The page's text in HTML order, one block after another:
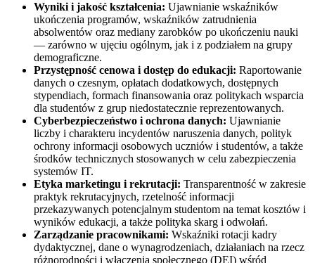
Wyniki i jakość kształcenia: Ujawnianie wskaźników
ukończenia programów, wskaźników zatrudnienia
absolwentów oraz mediany zarobków po ukończeniu nauki
— zarówno w ujęciu ogólnym, jak i z podziałem na grupy
demograficzne.
Przystępność cenowa i dostęp do edukacji: Raportowanie
danych o czesnym, opłatach dodatkowych, dostępnych
stypendiach, formach finansowania oraz politykach wsparcia
dla studentów z grup niedostatecznie reprezentowanych.
Cyberbezpieczeństwo i ochrona danych: Ujawnianie
liczby i charakteru incydentów naruszenia danych, polityk
ochrony informacji osobowych uczniów i studentów, a także
środków technicznych stosowanych w celu zabezpieczenia
systemów IT.
Etyka marketingu i rekrutacji: Transparentność w zakresie
praktyk rekrutacyjnych, rzetelność informacji
przekazywanych potencjalnym studentom na temat kosztów i
wyników edukacji, a także polityka skarg i odwołań.
Zarządzanie pracownikami: Wskaźniki rotacji kadry
dydaktycznej, dane o wynagrodzeniach, działaniach na rzecz
różnorodności i włączenia społecznego (DEI) wśród